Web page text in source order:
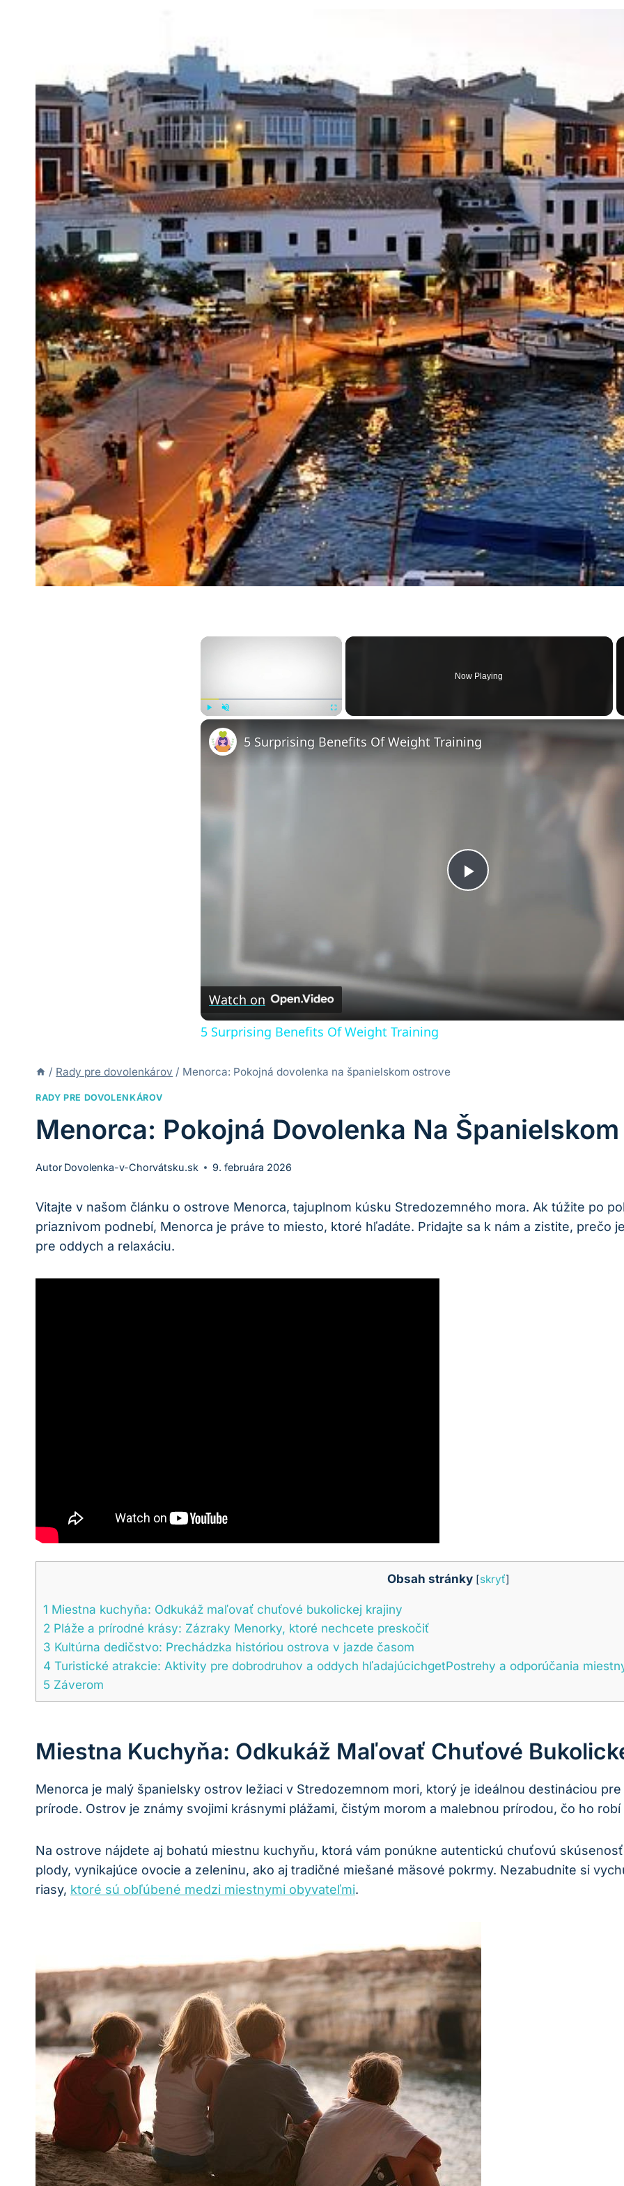
×
Now Playing
Play
5 Surprising Benefits Of Weight Training
Watch on
5 Surprising Benefits Of Weight Training
/ Rady pre dovolenkárov / Menorca: Pokojná dovolenka na španielskom ostrove
RADY PRE DOVOLENKÁROV
Menorca: Pokojná Dovolenka Na
Autor Dovolenka-v-Chorvátsku.sk 9. februára 2026
Vitajte v našom článku o ostrove Menorca, tajuplnom kúsku Stredozemného mora. Ak túžite po
priaznivom podnebí, Menorca je práve to miesto, ktoré hľadáte. Pridajte sa k nám a zistite, prečo
pre oddych a relaxáciu.
Obsah stránky [skryť]
1 Miestna kuchyňa: Odkukáž maľovať chuťové bukolickej krajiny
2 Pláže a prírodné krásy: Zázraky Menorky, ktoré nechcete preskočiť
3 Kultúrna dedičstvo: Prechádzka históriou ostrova v jazde časom
4 Turistické atrakcie: Aktivity pre dobrodruhov a oddych hľadajúcichgetPostrehy a odporúčania
5 Záverom
Miestna Kuchyňa: Odkukáž Maľovať Chuťové
Menorca je malý španielsky ostrov ležiaci v Stredozemnom mori, ktorý je ideálnou destináciou
prírode. Ostrov je známy svojimi krásnymi plážami, čistým morom a malebnou prírodou, čo ho
Na ostrove nájdete aj bohatú miestnu kuchyňu, ktorá vám ponúkne autentickú chuťovú
plody, vynikajúce ovocie a zeleninu, ako aj tradičné miešané mäsové pokrmy. Nezabudnite si
riasy, ktoré sú obľúbené medzi miestnymi obyvateľmi.